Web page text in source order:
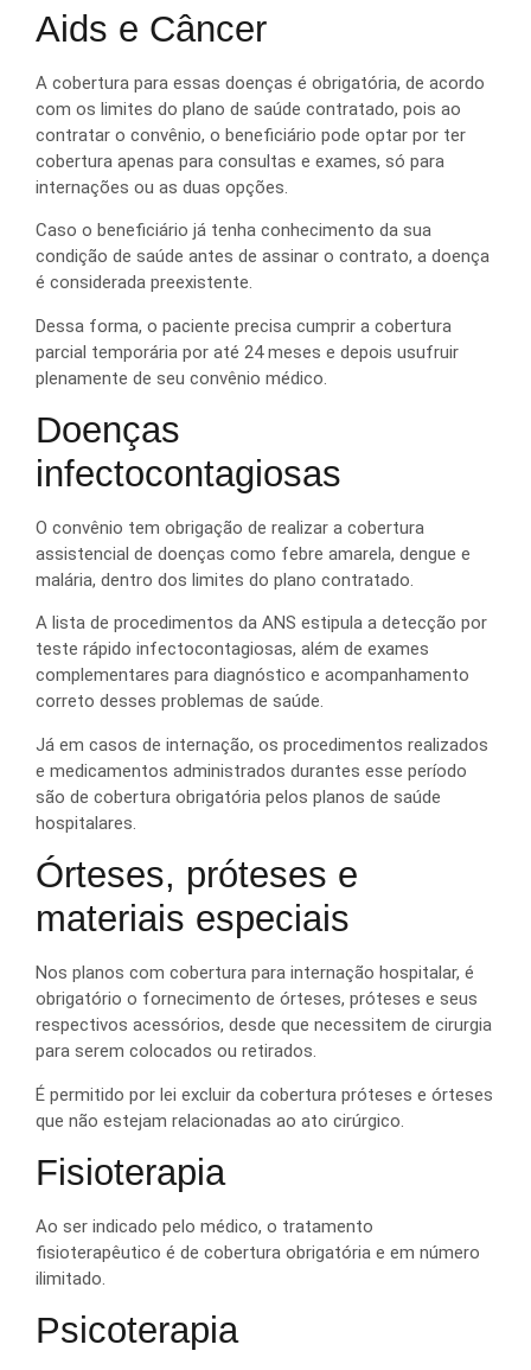
Aids e Câncer
A cobertura para essas doenças é obrigatória, de acordo
com os limites do plano de saúde contratado, pois ao
contratar o convênio, o beneficiário pode optar por ter
cobertura apenas para consultas e exames, só para
internações ou as duas opções.
Caso o beneficiário já tenha conhecimento da sua
condição de saúde antes de assinar o contrato, a doença
é considerada preexistente.
Dessa forma, o paciente precisa cumprir a cobertura
parcial temporária por até 24 meses e depois usufruir
plenamente de seu convênio médico.
Doenças
infectocontagiosas
O convênio tem obrigação de realizar a cobertura
assistencial de doenças como febre amarela, dengue e
malária, dentro dos limites do plano contratado.
A lista de procedimentos da ANS estipula a detecção por
teste rápido infectocontagiosas, além de exames
complementares para diagnóstico e acompanhamento
correto desses problemas de saúde.
Já em casos de internação, os procedimentos realizados
e medicamentos administrados durantes esse período
são de cobertura obrigatória pelos planos de saúde
hospitalares.
Órteses, próteses e
materiais especiais
Nos planos com cobertura para internação hospitalar, é
obrigatório o fornecimento de órteses, próteses e seus
respectivos acessórios, desde que necessitem de cirurgia
para serem colocados ou retirados.
É permitido por lei excluir da cobertura próteses e órteses
que não estejam relacionadas ao ato cirúrgico.
Fisioterapia
Ao ser indicado pelo médico, o tratamento
fisioterapêutico é de cobertura obrigatória e em número
ilimitado.
Psicoterapia